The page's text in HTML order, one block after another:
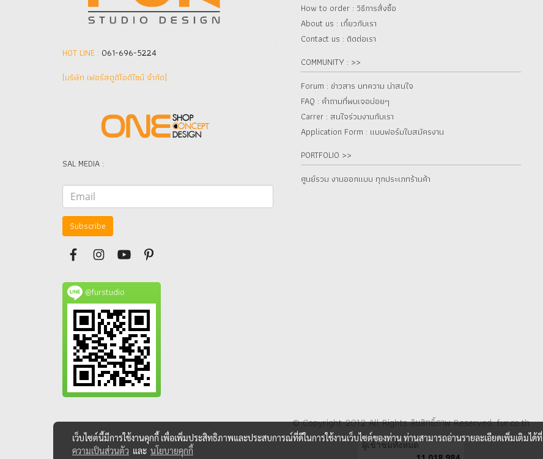
HOT LINE : 061-696-5224
(บริษัท เฟอร์สตูดิโอดีไซน์ จำกัด]
SAL MEDIA :
Subscribe
@furstudio
How to order : วิธีการสั่งซื้อ
About us : เกี๋ยวกับเรา
Contact us : ติดต่อเรา
COMMUNITY : >>
Forum : ข่าวสาร บทความ น่าสนใจ
FAQ : คำถามที่พบเจอบ่อยๆ
Carrer : สนใจร่วมงานกับเรา
Application Form : แบบฟอร์มใบสมัครงาน
PORTFOLIO >>
ศูนย์รวม งานออกแบบ ทุกประเภทร้านค้า
© Copyright 2012 All Rights ลิขสิทธิ์ภาพ Reserved. fur.co.th
ผู้เข้าชมวันนี้ 4,193
เว็บไซต์นี้มีการใช้งานคุกกี้ เพื่อเพิ่มประสิทธิภาพและประสบการณ์ที่ดีในการใช้งานเว็บไซต์ของท่าน ท่านสามารถอ่านรายละเอียดเพิ่มเติมได้ที่
ความเป็นส่วนตัว และ นโยบายคุกกี้